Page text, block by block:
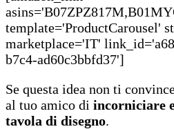
template='ProductCarousel'
marketplace='IT'
b7c4-ad60c3bbfd37']
Se questa idea non ti
al tuo amico di incorniciare
tavola di disegno.